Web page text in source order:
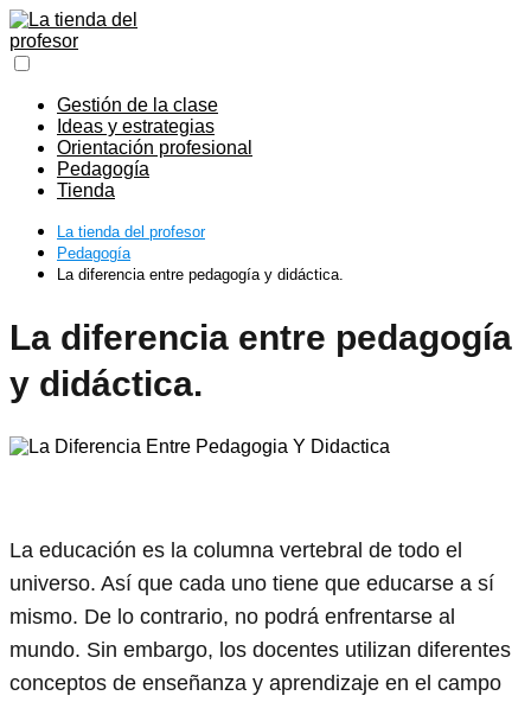
Gestión de la clase
Ideas y estrategias
Orientación profesional
Pedagogía
Tienda
La tienda del profesor
Pedagogía
La diferencia entre pedagogía y didáctica.
La diferencia entre pedagogía
y didáctica.
La educación es la columna vertebral de todo el
universo. Así que cada uno tiene que educarse a sí
mismo. De lo contrario, no podrá enfrentarse al
mundo. Sin embargo, los docentes utilizan diferentes
conceptos de enseñanza y aprendizaje en el campo